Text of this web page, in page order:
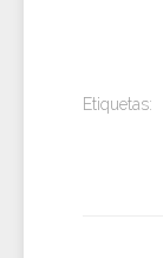
Etiquetas: